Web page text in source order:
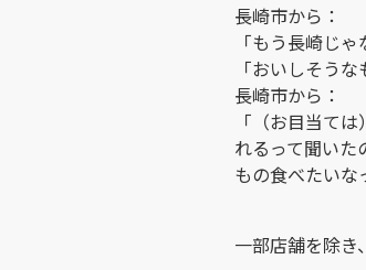
長崎市から：
「もう長崎じゃ
「おいしそう
長崎市から：
「（お目当て
れるって聞いた
もの食べたいな
一部店舗を除き